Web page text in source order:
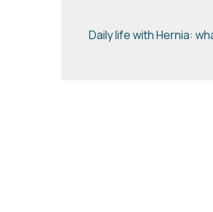
Daily life with Hernia: